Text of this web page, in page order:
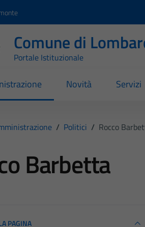
Comune di
Portale Istituzionale
Novità Servizi
/ Politici / Rocco
Barbetta
PAGINA